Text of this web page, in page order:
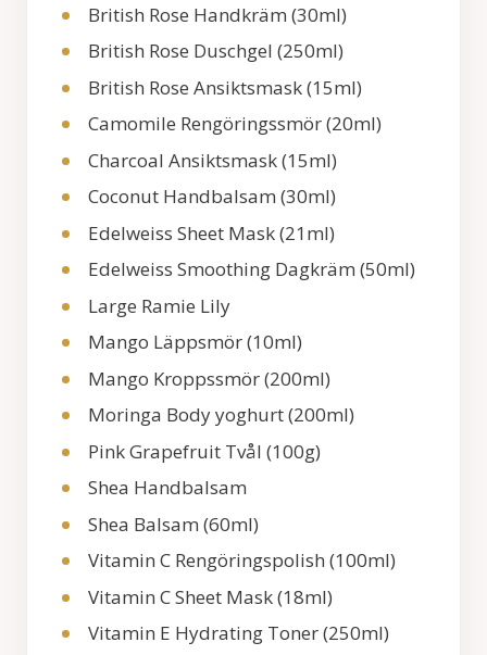
British Rose Handkräm (30ml)
British Rose Duschgel (250ml)
British Rose Ansiktsmask (15ml)
Camomile Rengöringssmör (20ml)
Charcoal Ansiktsmask (15ml)
Coconut Handbalsam (30ml)
Edelweiss Sheet Mask (21ml)
Edelweiss Smoothing Dagkräm (50ml)
Large Ramie Lily
Mango Läppsmör (10ml)
Mango Kroppssmör (200ml)
Moringa Body yoghurt (200ml)
Pink Grapefruit Tvål (100g)
Shea Handbalsam
Shea Balsam (60ml)
Vitamin C Rengöringspolish (100ml)
Vitamin C Sheet Mask (18ml)
Vitamin E Hydrating Toner (250ml)